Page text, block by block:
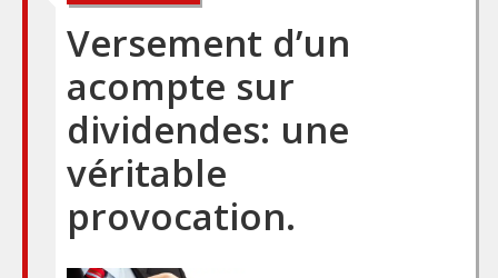
Versement d’un
acompte sur
dividendes: une
véritable
provocation.